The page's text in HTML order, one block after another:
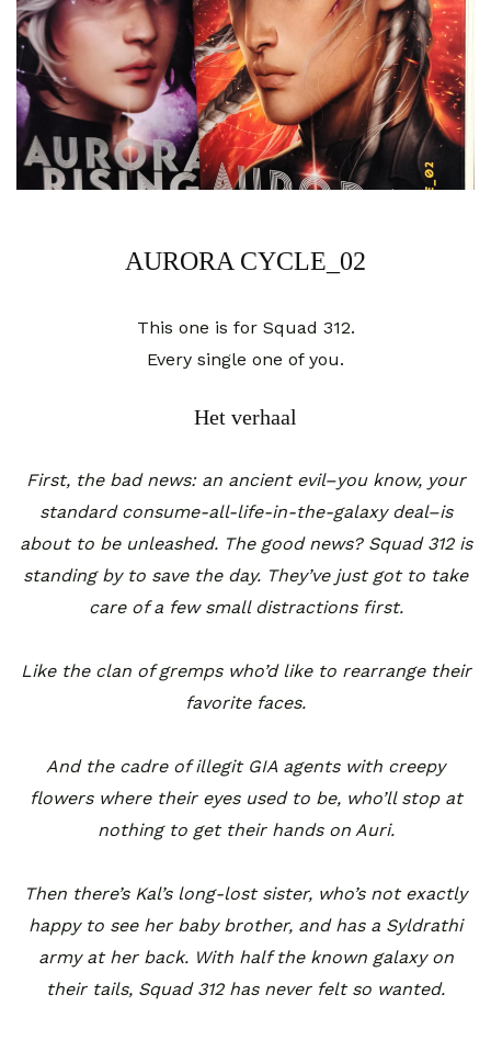
AURORA CYCLE_02
This one is for Squad 312.
Every single one of you.
Het verhaal
First, the bad news: an ancient evil–you know, your
standard consume-all-life-in-the-galaxy deal–is
about to be unleashed. The good news? Squad 312 is
standing by to save the day. They’ve just got to take
care of a few small distractions first.
Like the clan of gremps who’d like to rearrange their
favorite faces.
And the cadre of illegit GIA agents with creepy
flowers where their eyes used to be, who’ll stop at
nothing to get their hands on Auri.
Then there’s Kal’s long-lost sister, who’s not exactly
happy to see her baby brother, and has a Syldrathi
army at her back. With half the known galaxy on
their tails, Squad 312 has never felt so wanted.